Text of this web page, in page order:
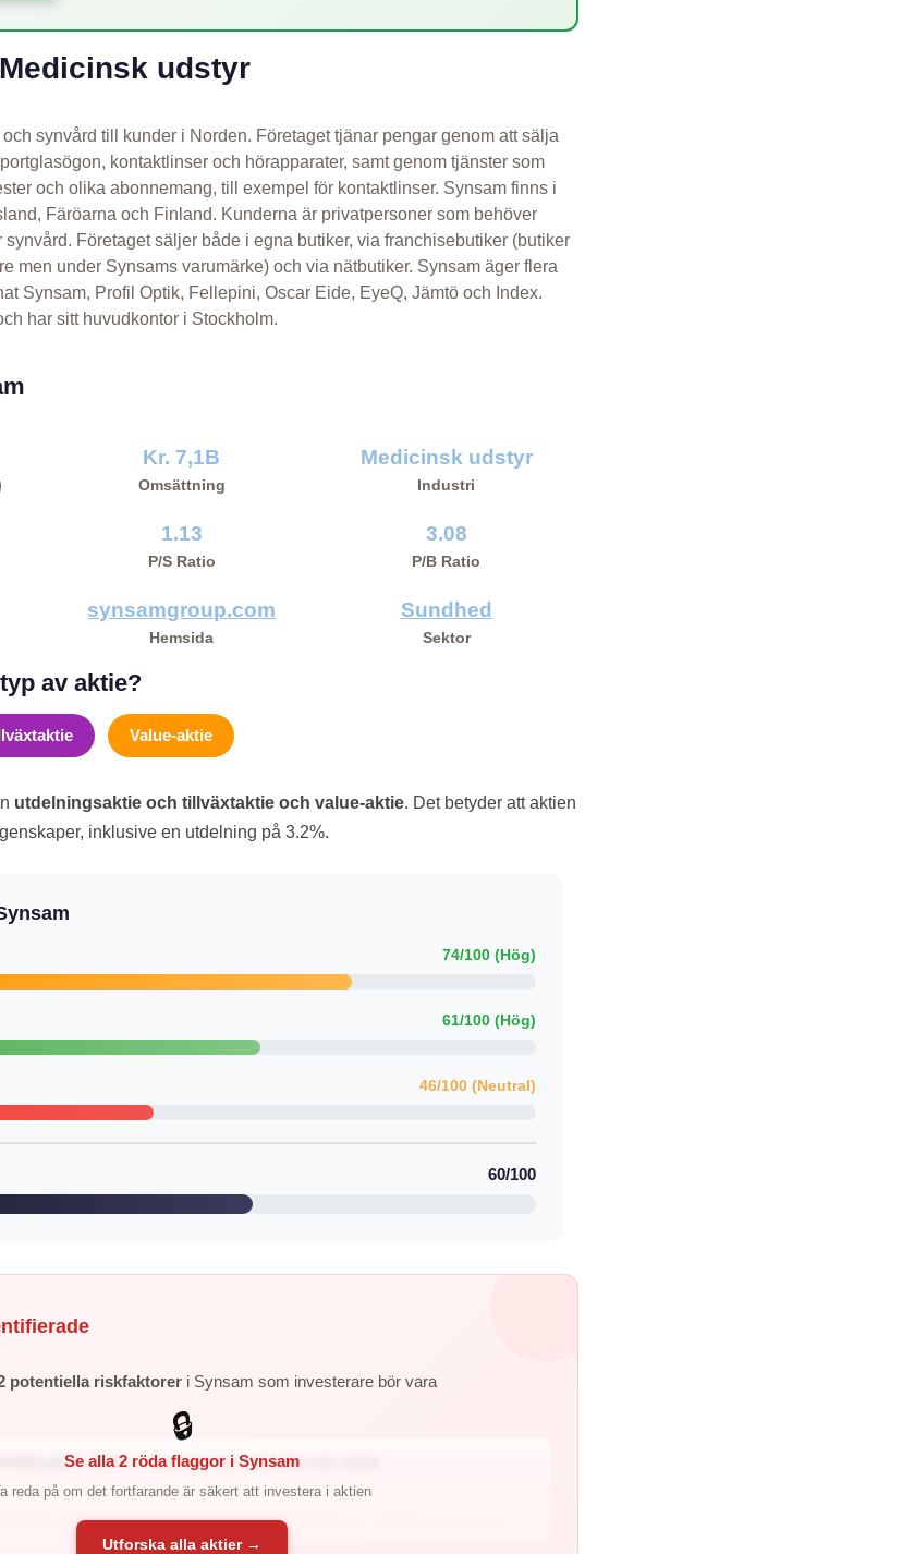
udstyr
synvård till kunder i Norden. Företaget tjänar pengar genom att sälja
kontaktlinser och hörapparater, samt genom tjänster som
och olika abonnemang, till exempel för kontaktlinser. Synsam finns i
Färöarna och Finland. Kunderna är privatpersoner som behöver
Företaget säljer både i egna butiker, via franchisebutiker (butiker
men under Synsams varumärke) och via nätbutiker. Synsam äger flera
Synsam, Profil Optik, Fellepini, Oscar Eide, EyeQ, Jämtö och Index.
har sitt huvudkontor i Stockholm.
Kr. 7,1B
Omsättning
Medicinsk udstyr
Industri
1.13
P/S Ratio
3.08
P/B Ratio
synsamgroup.com
Hemsida
Sundhed
Sektor
av aktie?
Value-aktie
utdelningsaktie och tillväxtaktie och value-aktie. Det betyder att aktien
inklusive en utdelning på 3.2%.
74/100 (Hög)
61/100 (Hög)
46/100 (Neutral)
60/100
potentiella riskfaktorer i Synsam som investerare bör vara
Equity är 223% – företaget har väsentligt mer skuld ...
risk): Altman Z2 är 0.69 – balansräkningen är mätbart svagare än...
🔒
Se alla 2 röda flaggor i Synsam
reda på om det fortfarande är säkert att investera i aktien
Utforska alla aktier →